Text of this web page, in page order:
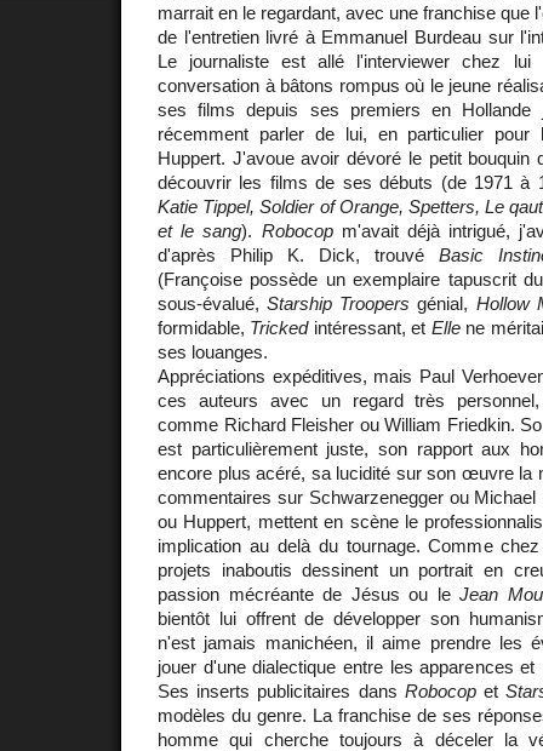
marrait en le regardant, avec une franchise que
de l'entretien livré à Emmanuel Burdeau sur
Le journaliste est allé l'interviewer chez
conversation à bâtons rompus où le jeune
ses films depuis ses premiers en
récemment parler de lui, en particulier pour
Huppert. J'avoue avoir dévoré le petit bouquin
découvrir les films de ses débuts (de 1971 à
Katie Tippel, Soldier of Orange, Spetters, Le
et le sang). Robocopm'avait déjà intrigué,
d'après Philip K. Dick, trouvé Basic
(Françoise possède un exemplaire tapuscrit
sous-évalué,Starship Troopers génial, Hollow
formidable, Trickedintéressant, et Ellene
ses louanges.
Appréciations expéditives, mais Paul
ces auteurs avec un regard très
comme Richard Fleisher ou William Friedkin.
est particulièrement juste, son rapport aux
encore plus acéré, sa lucidité sur son œuvre la
commentaires sur Schwarzenegger ou Michael
ou Huppert, mettent en scène le
implication au delà du tournage. Comme
projets inaboutis dessinent un portrait en
passion mécréante de Jésus ou le Jean
bientôt lui offrent de développer son
n'est jamais manichéen, il aime prendre les
jouer d'une dialectique entre les apparences
Ses inserts publicitaires dans Robocopet
modèles du genre. La franchise de ses
homme qui cherche toujours à déceler la